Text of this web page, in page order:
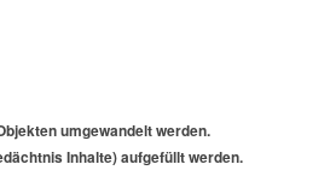
umgewandelt werden.
Inhalte) aufgefüllt werden.